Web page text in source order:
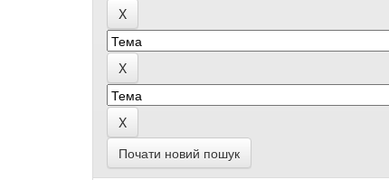
Почати новий пошук